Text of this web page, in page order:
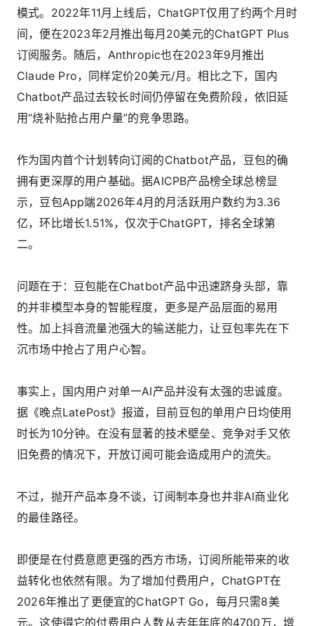
模式。2022年11月上线后，ChatGPT仅用了约两个月时
间，便在2023年2月推出每月20美元的ChatGPT Plus
订阅服务。随后，Anthropic也在2023年9月推出
Claude Pro，同样定价20美元/月。相比之下，国内
Chatbot产品过去较长时间仍停留在免费阶段，依旧延
用“烧补贴抢占用户量”的竞争思路。
作为国内首个计划转向订阅的Chatbot产品，豆包的确
拥有更深厚的用户基础。据AICPB产品榜全球总榜显
示，豆包App端2026年4月的月活跃用户数约为3.36
亿，环比增长1.51%，仅次于ChatGPT，排名全球第
二。
问题在于：豆包能在Chatbot产品中迅速跻身头部，靠
的并非模型本身的智能程度，更多是产品层面的易用
性。加上抖音流量池强大的输送能力，让豆包率先在下
沉市场中抢占了用户心智。
事实上，国内用户对单一AI产品并没有太强的忠诚度。
据《晚点LatePost》报道，目前豆包的单用户日均使用
时长为10分钟。在没有显著的技术壁垒、竞争对手又依
旧免费的情况下，开放订阅可能会造成用户的流失。
不过，抛开产品本身不谈，订阅制本身也并非AI商业化
的最佳路径。
即便是在付费意愿更强的西方市场，订阅所能带来的收
益转化也依然有限。为了增加付费用户，ChatGPT在
2026年推出了更便宜的ChatGPT Go，每月只需8美
元。这使得它的付费用户人数从去年年底的4700万，增